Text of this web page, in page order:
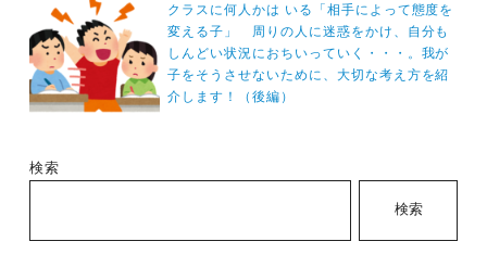
ョ
ン
クラスに何人かは いる「相手によって態度を
変える子」 周りの人に迷惑をかけ、自分も
しんどい状況におちいっていく・・・。我が
子をそうさせないために、大切な考え方を紹
介します！（後編）
検索
検索